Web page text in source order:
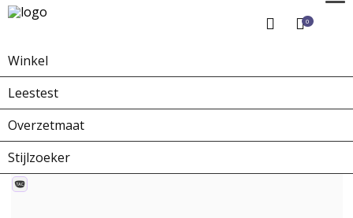
0
Winkel
Leestest
Overzetmaat
Stijlzoeker
Home Winkel